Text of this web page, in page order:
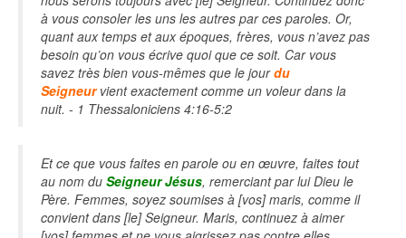
à vous consoler les uns les autres par ces paroles. Or,
quant aux temps et aux époques, frères, vous n’avez pas
besoin qu’on vous écrive quoi que ce soit. Car vous
savez très bien vous-mêmes que le jourdu
Seigneurvient exactement comme un voleur dans la
nuit. - 1 Thessaloniciens 4:16-5:2
Et ce que vous faites en parole ou en œuvre, faites tout
au nom du Seigneur Jésus, remerciant par lui Dieu le
Père. Femmes, soyez soumises à [vos] maris, comme il
convient dans [le] Seigneur. Maris, continuez à aimer